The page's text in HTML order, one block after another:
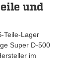
und
Teile-Lager
Super D-500
im